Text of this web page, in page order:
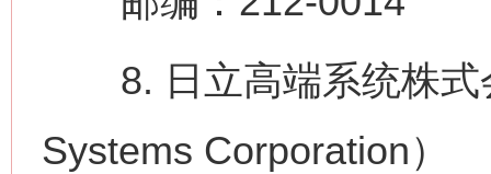
8. 日立高端系统株式
Systems Corporation）